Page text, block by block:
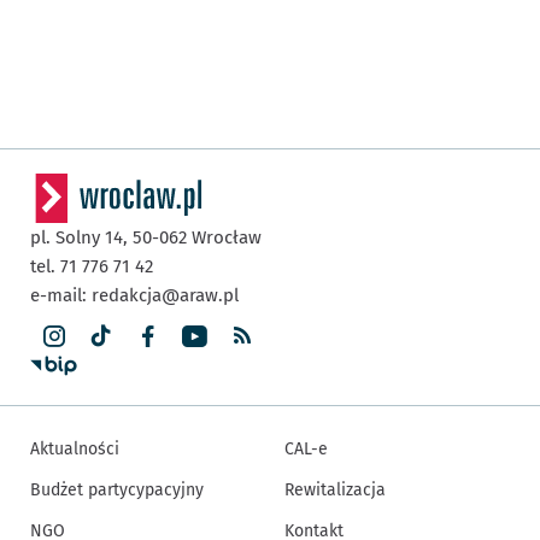
pl. Solny 14, 50-062 Wrocław
tel. 71 776 71 42
e-mail: redakcja@araw.pl
Aktualności
Budżet partycypacyjny
NGO
CAL-e
Rewitalizacja
Kontakt